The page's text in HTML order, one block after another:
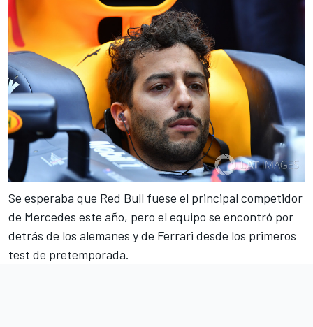
Se esperaba que Red Bull fuese el principal competidor
de Mercedes este año, pero el equipo se encontró por
detrás de los alemanes y de Ferrari desde los primeros
test de pretemporada.